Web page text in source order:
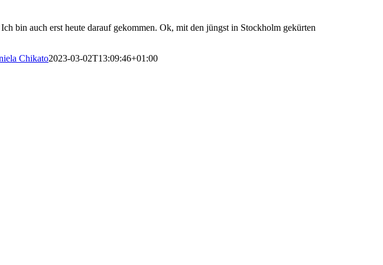
bin auch erst heute darauf gekommen. Ok, mit den jüngst in Stockholm gekürten
Chikato2023-03-02T13:09:46+01:00